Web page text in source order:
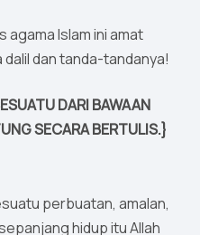
agama Islam ini amat
dan tanda-tandanya!
DARI BAWAAN
SECARA BERTULIS.}
perbuatan, amalan,
hidup itu Allah